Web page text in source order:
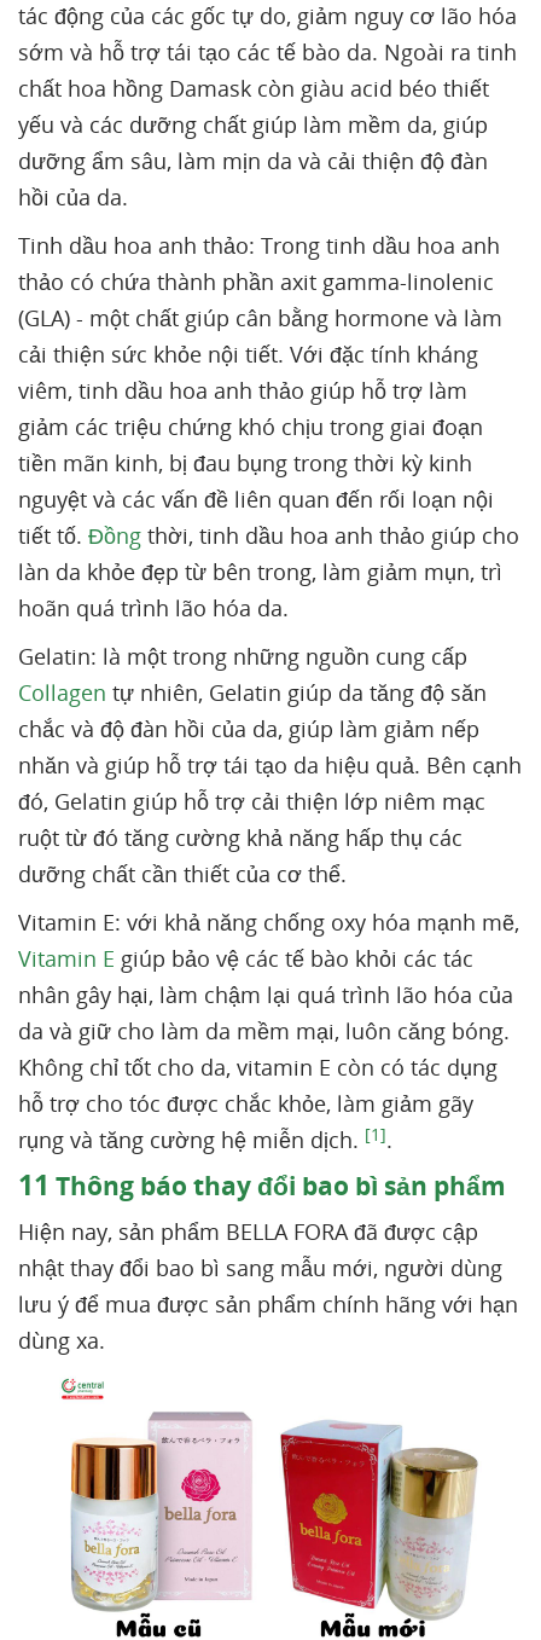
tác động của các gốc tự do, giảm nguy cơ lão hóa
sớm và hỗ trợ tái tạo các tế bào da. Ngoài ra tinh
chất hoa hồng Damask còn giàu acid béo thiết
yếu và các dưỡng chất giúp làm mềm da, giúp
dưỡng ẩm sâu, làm mịn da và cải thiện độ đàn
hồi của da.
Tinh dầu hoa anh thảo: Trong tinh dầu hoa anh
thảo có chứa thành phần axit gamma-linolenic
(GLA) - một chất giúp cân bằng hormone và làm
cải thiện sức khỏe nội tiết. Với đặc tính kháng
viêm, tinh dầu hoa anh thảo giúp hỗ trợ làm
giảm các triệu chứng khó chịu trong giai đoạn
tiền mãn kinh, bị đau bụng trong thời kỳ kinh
nguyệt và các vấn đề liên quan đến rối loạn nội
tiết tố. Đồng thời, tinh dầu hoa anh thảo giúp cho
làn da khỏe đẹp từ bên trong, làm giảm mụn, trì
hoãn quá trình lão hóa da.
Gelatin: là một trong những nguồn cung cấp
Collagen tự nhiên, Gelatin giúp da tăng độ săn
chắc và độ đàn hồi của da, giúp làm giảm nếp
nhăn và giúp hỗ trợ tái tạo da hiệu quả. Bên cạnh
đó, Gelatin giúp hỗ trợ cải thiện lớp niêm mạc
ruột từ đó tăng cường khả năng hấp thụ các
dưỡng chất cần thiết của cơ thể.
Vitamin E: với khả năng chống oxy hóa mạnh mẽ,
Vitamin E giúp bảo vệ các tế bào khỏi các tác
nhân gây hại, làm chậm lại quá trình lão hóa của
da và giữ cho làm da mềm mại, luôn căng bóng.
Không chỉ tốt cho da, vitamin E còn có tác dụng
hỗ trợ cho tóc được chắc khỏe, làm giảm gãy
rụng và tăng cường hệ miễn dịch. [1].
11 Thông báo thay đổi bao bì sản phẩm
Hiện nay, sản phẩm BELLA FORA đã được cập
nhật thay đổi bao bì sang mẫu mới, người dùng
lưu ý để mua được sản phẩm chính hãng với hạn
dùng xa.